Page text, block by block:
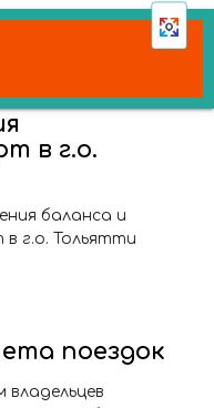
в г.о.
баланса и
г.о. Тольятти
поездок
владельцев